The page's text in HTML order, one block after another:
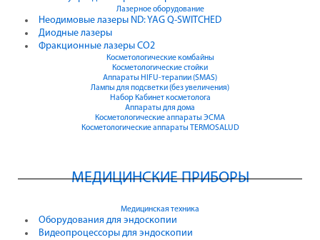
Лазерное оборудование
Неодимовые лазеры ND: YAG Q-SWITCHED
Диодные лазеры
Фракционные лазеры CO2
Косметологические комбайны
Косметологические стойки
Аппараты HIFU-терапии (SMAS)
Лампы для подсветки (без увеличения)
Набор Кабинет косметолога
Аппараты для дома
Косметологические аппараты ЭСМА
Косметологические аппараты TERMOSALUD
МЕДИЦИНСКИЕ ПРИБОРЫ
Медицинская техника
Оборудования для эндоскопии
Видеопроцессоры для эндоскопии